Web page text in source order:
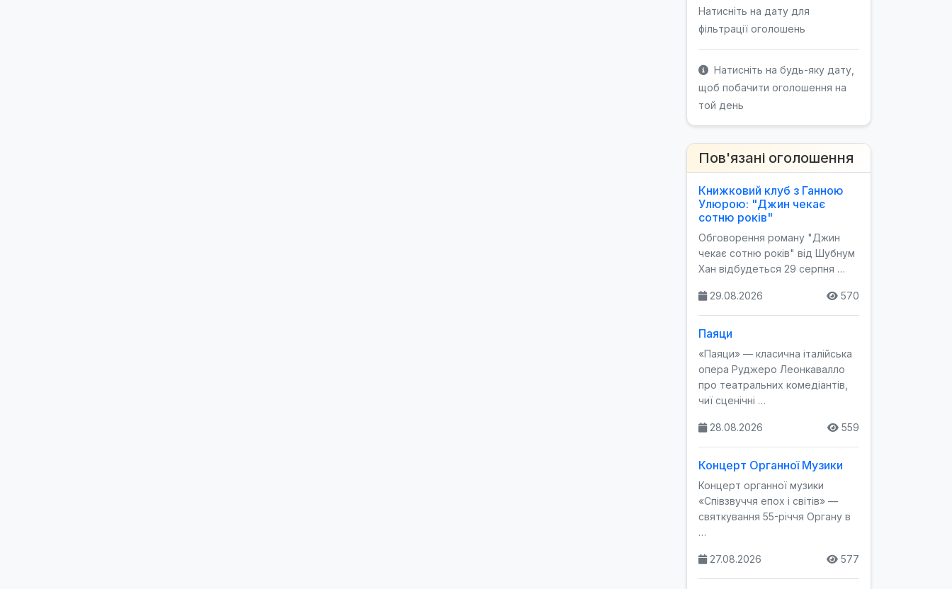
Натисніть на дату для
фільтрації оголошень
Натисніть на будь-яку дату,
щоб побачити оголошення на
той день
Пов'язані оголошення
Книжковий клуб з Ганною
Улюрою: "Джин чекає
сотню років"
Обговорення роману "Джин
чекає сотню років" від Шубнум
Хан відбудеться 29 серпня …
29.08.2026 570
Паяци
«Паяци» — класична італійська
опера Руджеро Леонкавалло
про театральних комедіантів,
чиї сценічні …
28.08.2026 559
Концерт Органної Музики
Концерт органної музики
«Співзвуччя епох і світів» —
святкування 55-річчя Органу в
…
27.08.2026 577